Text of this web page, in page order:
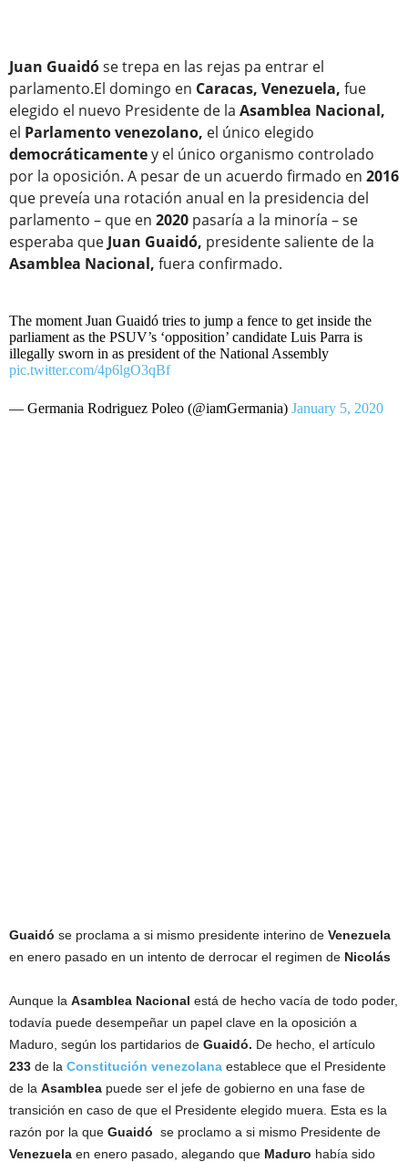
Juan Guaidóse trepa en las rejas pa entrar el
parlamento.El domingo en Caracas, Venezuela, fue
elegido el nuevo Presidente de la Asamblea Nacional,
el Parlamento venezolano, el único elegido
democráticamentey el único organismo controlado
por la oposición. A pesar de un acuerdo firmado en 2016
que preveía una rotación anual en la presidencia del
parlamento – que en 2020 pasaría a la minoría – se
esperaba que Juan Guaidó, presidente saliente de la
Asamblea Nacional, fuera confirmado.
The moment Juan Guaidó tries to jump a fence to get inside the
parliament as the PSUV’s ‘opposition’ candidate Luis Parra is
illegally sworn in as president of the National Assembly
pic.twitter.com/4p6lgO3qBf
— Germania Rodriguez Poleo (@iamGermania) January 5, 2020
Guaidó se proclama a si mismo presidente interino de Venezuela
en enero pasado en un intento de derrocar el regimen de Nicolás
Aunque la Asamblea Nacional está de hecho vacía de todo poder,
todavía puede desempeñar un papel clave en la oposición a
Maduro, según los partidarios de Guaidó. De hecho, el artículo
233 de la Constitución venezolana establece que el Presidente
de la Asamblea puede ser el jefe de gobierno en una fase de
transición en caso de que el Presidente elegido muera. Esta es la
razón por la que Guaidó se proclamo a si mismo Presidente de
Venezuela en enero pasado, alegando que Maduro había sido